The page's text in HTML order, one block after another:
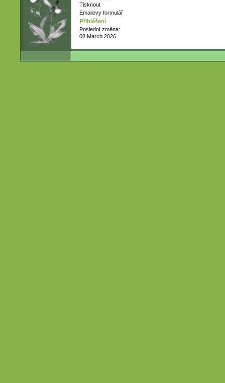
Tisknout
Emailovy formulář
Přihlášení
Poslední změna:
08 March 2026